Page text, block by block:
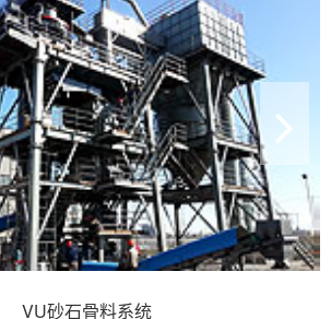
VU砂石骨料系统